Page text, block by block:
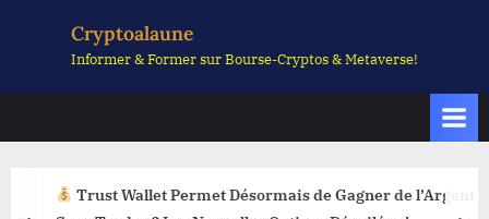
Cryptoalaune
Informer & Former sur Bourse-Cryptos & Metaverse!
Trust Wallet Permet Désormais de Gagner de l’Argent